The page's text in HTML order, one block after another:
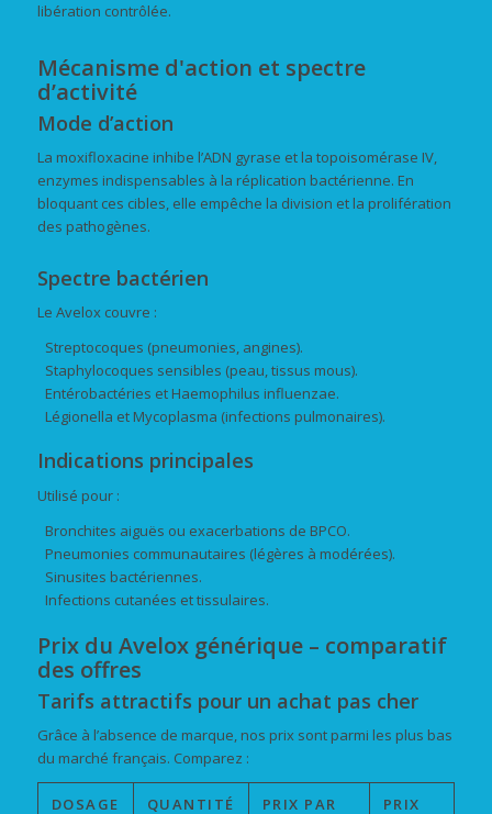
libération contrôlée.
Mécanisme d'action et spectre
d’activité
Mode d’action
La moxifloxacine inhibe l’ADN gyrase et la topoisomérase IV,
enzymes indispensables à la réplication bactérienne. En
bloquant ces cibles, elle empêche la division et la prolifération
des pathogènes.
Spectre bactérien
Le Avelox couvre :
Streptocoques (pneumonies, angines).
Staphylocoques sensibles (peau, tissus mous).
Entérobactéries et Haemophilus influenzae.
Légionella et Mycoplasma (infections pulmonaires).
Indications principales
Utilisé pour :
Bronchites aiguës ou exacerbations de BPCO.
Pneumonies communautaires (légères à modérées).
Sinusites bactériennes.
Infections cutanées et tissulaires.
Prix du Avelox générique – comparatif
des offres
Tarifs attractifs pour un achat pas cher
Grâce à l’absence de marque, nos prix sont parmi les plus bas
du marché français. Comparez :
DOSAGE QUANTITÉ PRIX PAR PRIX